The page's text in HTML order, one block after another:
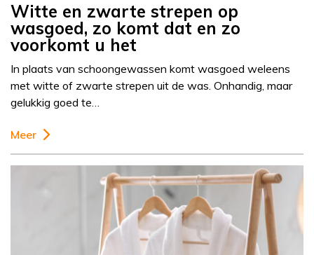
Witte en zwarte strepen op
wasgoed, zo komt dat en zo
voorkomt u het
In plaats van schoongewassen komt wasgoed weleens
met witte of zwarte strepen uit de was. Onhandig, maar
gelukkig goed te…
Meer